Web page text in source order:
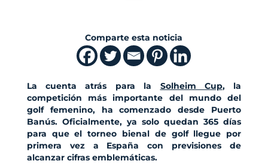
Comparte esta noticia
La cuenta atrás para la Solheim Cup, la
competición más importante del mundo del
golf femenino, ha comenzado desde Puerto
Banús. Oficialmente, ya solo quedan 365 días
para que el torneo bienal de golf llegue por
primera vez a España con previsiones de
alcanzar cifras emblemáticas.